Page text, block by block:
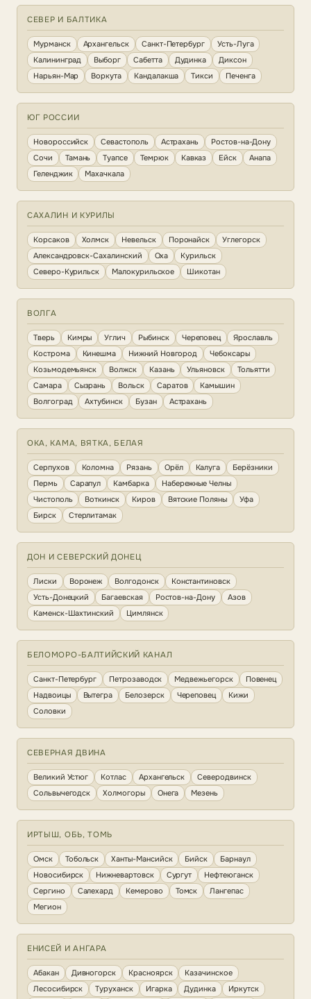
СЕВЕР И БАЛТИКА
Мурманск Архангельск Санкт-Петербург
Усть-Луга
Калининград
Выборг Сабетта Дудинка
Диксон
Нарьян-Мар
Воркута Кандалакша Тикси Печенга
ЮГ РОССИИ
Новороссийск Севастополь Астрахань
Ростов-на-Дону
Сочи
Тамань Туапсе Темрюк Кавказ Ейск
Анапа
Геленджик
Махачкала
САХАЛИН И КУРИЛЫ
Корсаков Холмск Невельск Поронайск
Углегорск
Александровск-Сахалинский
Оха
Курильск
Северо-Курильск
Малокурильское Шикотан
ВОЛГА
Тверь Кимры Углич Рыбинск Череповец
Ярославль
Кострома
Кинешма Нижний Новгород
Чебоксары
Козьмодемьянск
Волжск Казань Ульяновск
Тольятти
Самара
Сызрань Вольск Саратов
Камышин
Волгоград
Ахтубинск Бузан Астрахань
ОКА, КАМА, ВЯТКА, БЕЛАЯ
Серпухов Коломна Рязань Орёл Калуга
Берёзники
Пермь
Сарапул Камбарка
Набережные Челны
Чистополь
Воткинск Киров Вятские Поляны
Уфа
Бирск
Стерлитамак
ДОН И СЕВЕРСКИЙ ДОНЕЦ
Лиски Воронеж Волгодонск
Константиновск
Усть-Донецкий
Багаевская Ростов-на-Дону
Азов
Каменск-Шахтинский
Цимлянск
БЕЛОМОРО-БАЛТИЙСКИЙ КАНАЛ
Санкт-Петербург Петрозаводск Медвежьегорск
Повенец
Надвоицы
Вытегра Белозерск Череповец
Кижи
Соловки
СЕВЕРНАЯ ДВИНА
Великий Устюг Котлас Архангельск
Северодвинск
Сольвычегодск
Холмогоры Онега Мезень
ИРТЫШ, ОБЬ, ТОМЬ
Омск Тобольск Ханты-Мансийск Бийск
Барнаул
Новосибирск
Нижневартовск Сургут
Нефтеюганск
Сергино
Салехард Кемерово Томск
Лангепас
Мегион
ЕНИСЕЙ И АНГАРА
Абакан Дивногорск Красноярск
Казачинское
Лесосибирск
Туруханск Игарка Дудинка
Иркутск